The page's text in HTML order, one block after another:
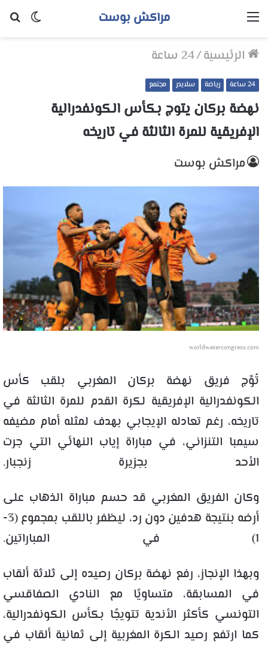
الوضع
مراكش بوست القائمة
الرئيسية/24 ساعة
24 ساعة رياضة سلايدر مجتمع
نهضة بركان يتوج بكأس الكونفدرالية
الإفريقية للمرة الثالثة في تاريخه
مراكش بوست
worldwatercongress.com
تُوِّج فريق نهضة بركان المغربي بلقب كأس
الكونفدرالية الإفريقية لكرة القدم للمرة الثالثة في
تاريخه، رغم تعادله الإيجابي بهدف لمثله أمام مضيفه
سيمبا التنزاني، في مباراة إياب النهائي التي جرت
الأحد بجزيرة زنجبار.
وكان الفريق المغربي قد حسم مباراة الذهاب على
أرضه بنتيجة هدفين دون رد، ليظفر باللقب بمجموع (3-
1) في المباراتين.
وبهذا الإنجاز، رفع نهضة بركان رصيده إلى ثلاثة ألقاب
في المسابقة، متساويًا مع النادي الصفاقسي
التونسي كأكثر الأندية تتويجًا بكأس الكونفدرالية،
كما ارتفع رصيد الكرة المغربية إلى ثمانية ألقاب في